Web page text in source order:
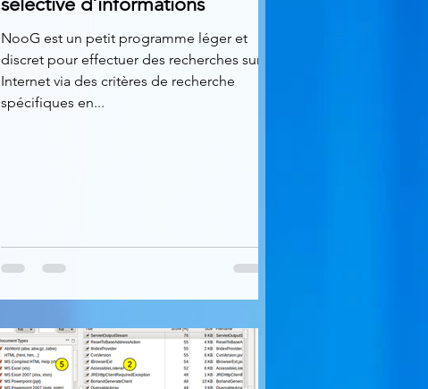
NooG est un petit programme léger et
discret pour effectuer des recherches sur
Internet via des critères de recherche
spécifiques en...